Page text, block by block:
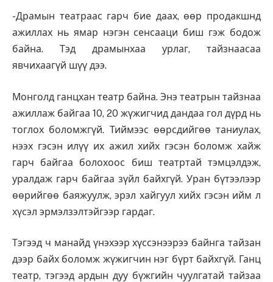
-Драмын театраас гарч бие даах, өөр продакшнд
ажиллах нь ямар нэгэн сенсааци биш гэж бодож
байна. Тэд драмынхаа урлаг, тайзнаасаа
явчихаагүй шүү дээ.
Монголд ганцхан театр байна. Энэ театрын тайзнаа
ажиллаж байгаа 10, 20 жүжигчид дандаа гол дүрд нь
тоглох боломжгүй. Тиймээс өөрсдийгөө та­ниулах,
нээх гэсэн илүү их ажил хийх гэсэн боломж хайж
гарч байгаа болохоос биш театртай тэмцэлдэж,
уралдаж гарч байгаа зүйл байхгүй. Уран бүтээлээр
өөрийгөө баяжуулж, эрэл хайгуул хийх гэсэн ийм л
хүсэл эрмэлзэлтэйгээр гардаг.
Тэгээд ч манайд үнэхээр хүссэнээрээ байнга тайзан
дээр байх боломж жүжигчин нэг бүрт байх­гүй. Ганц
театр, тэгээд ардын дуу бүжгийн чуул­гатай тайзаа